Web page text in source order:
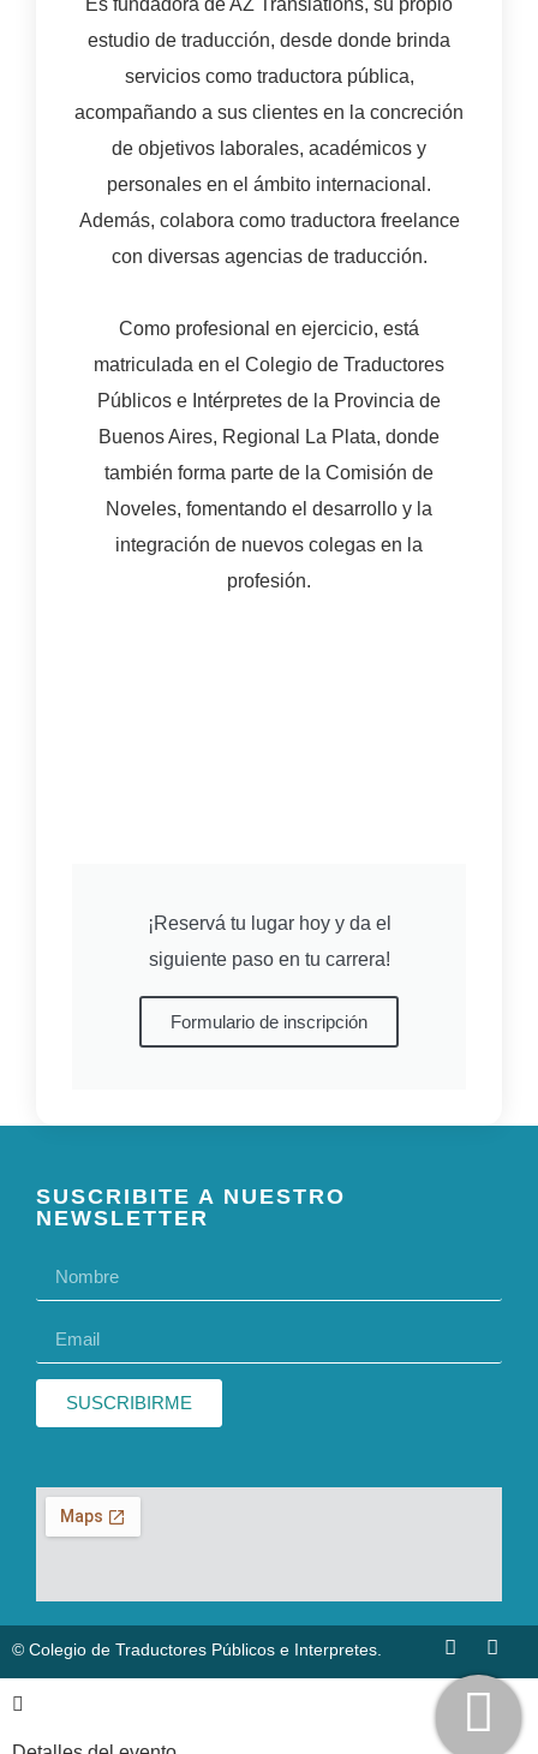
estudio de traducción, desde donde brinda
servicios como traductora pública,
acompañando a sus clientes en la concreción
de objetivos laborales, académicos y
personales en el ámbito internacional.
Además, colabora como traductora freelance
con diversas agencias de traducción.
Como profesional en ejercicio, está
matriculada en el Colegio de Traductores
Públicos e Intérpretes de la Provincia de
Buenos Aires, Regional La Plata, donde
también forma parte de la Comisión de
Noveles, fomentando el desarrollo y la
integración de nuevos colegas en la
profesión.
¡Reservá tu lugar hoy y da el
siguiente paso en tu carrera!
Formulario de inscripción
SUSCRIBITE A NUESTRO
NEWSLETTER
SUSCRIBIRME
© Colegio de Traductores Públicos e Interpretes.